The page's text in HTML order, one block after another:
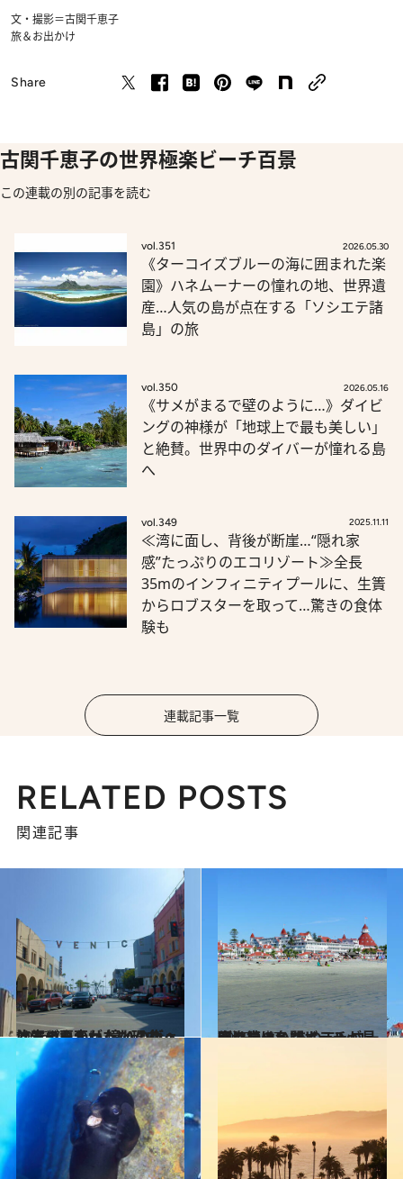
文・撮影＝古関千恵子
旅＆お出かけ
Share
古関千恵子の世界極楽ビーチ百景
この連載の別の記事を読む
vol.351 2026.05.30
《ターコイズブルーの海に囲まれた楽
園》ハネムーナーの憧れの地、世界遺
産…人気の島が点在する「ソシエテ諸
島」の旅
vol.350 2026.05.16
《サメがまるで壁のように…》ダイビ
ングの神様が「地球上で最も美しい」
と絶賛。世界中のダイバーが憧れる島
へ
vol.349 2025.11.11
≪湾に面し、背後が断崖…“隠れ家
感”たっぷりのエコリゾート≫全長
35mのインフィニティプールに、生簀
からロブスターを取って…驚きの食体
験も
連載記事一覧
RELATED POSTS
関連記事
2016.7.9
治安の悪かったLAのヴェニスビーチが 憧れの街へと生まれ変わった理由は？
旅＆お出かけ 2015.1.17
西海岸の名門ホテルが見守り続ける あのモンローがはしゃいだビーチ
旅＆お出かけ